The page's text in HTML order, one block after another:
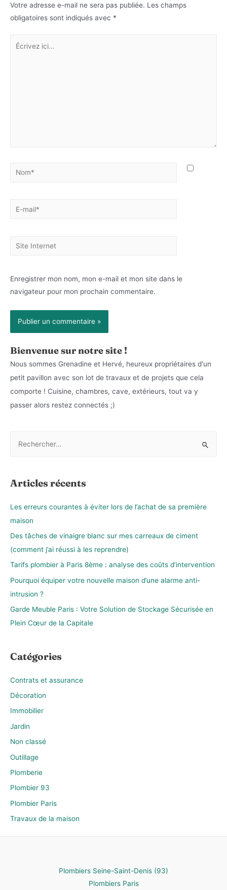
Votre adresse e-mail ne sera pas publiée. Les champs
obligatoires sont indiqués avec *
Écrivez
Nom*
E-
Site
Enregistrer mon nom, mon e-mail et mon site dans le
navigateur pour mon prochain commentaire.
Bienvenue sur notre site !
Nous sommes Grenadine et Hervé, heureux propriétaires d'un
petit pavillon avec son lot de travaux et de projets que cela
comporte ! Cuisine, chambres, cave, extérieurs, tout va y
passer alors restez connectés ;)
h
r
c
h
e
r
Articles récents
Les erreurs courantes à éviter lors de l’achat de sa première
maison
Des tâches de vinaigre blanc sur mes carreaux de ciment
(comment j’ai réussi à les reprendre)
Tarifs plombier à Paris 8ème : analyse des coûts d’intervention
Pourquoi équiper votre nouvelle maison d’une alarme anti-
intrusion ?
Garde Meuble Paris : Votre Solution de Stockage Sécurisée en
Plein Cœur de la Capitale
Catégories
Contrats et assurance
Décoration
Immobilier
Jardin
Non classé
Outillage
Plomberie
Plombier 93
Plombier Paris
Travaux de la maison
Plombiers Seine-Saint-Denis (93)
Plombiers Paris